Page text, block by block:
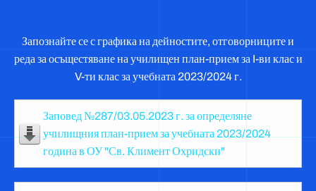
Запознайте се с графика на дейностите, отговорниците и
реда за осъщестяване на училищен план-прием за I-ви клас и
V-ти клас за учебната 2023/2024 г.
Заповед №287/03.05.2023 г. за определяне
училищния план-прием за учебната 2023/2024
година в ОУ "Св. Климент Охридски"